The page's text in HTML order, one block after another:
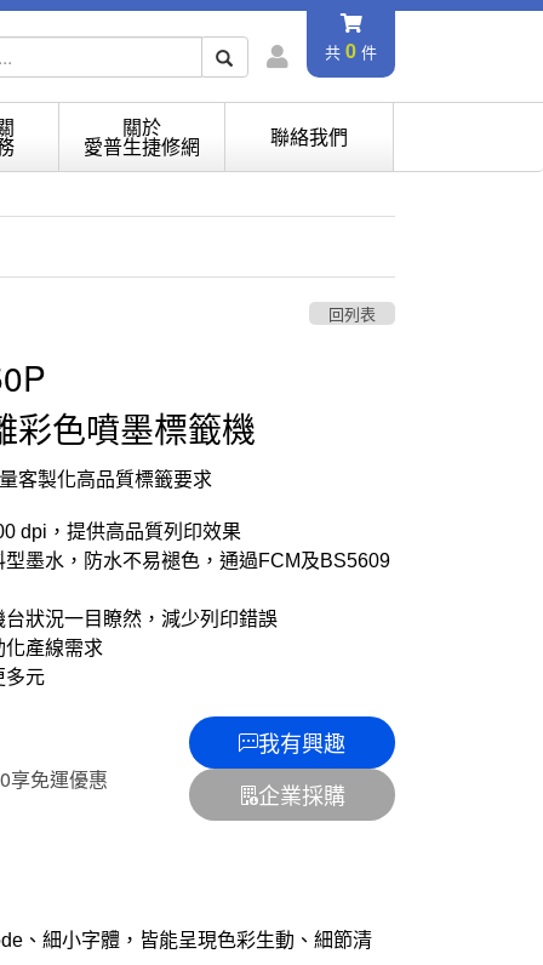
共 0 件
關於
愛普生捷修網 聯絡我們
回列表
彩色噴墨標籤機
客製化高品質標籤要求
dpi，提供高品質列印效果
墨水，防水不易褪色，通過FCM及BS5609
狀況一目瞭然，減少列印錯誤
產線需求
多元
我有興趣
企業採購
享免運優惠
、細小字體，皆能呈現色彩生動、細節清